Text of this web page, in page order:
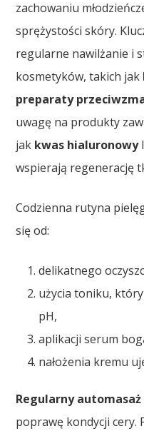
zachowaniu
sprężystości skóry.
regularne nawilżanie i
kosmetyków, takich jak
preparaty
uwagę na produkty
jak kwas hialuronowy
wspierają regenerację
Codzienna rutyna
się od:
delikatnego
użycia toniku,
pH,
aplikacji serum
nałożenia kremu
Regularny automasaż
poprawę kondycji cery.